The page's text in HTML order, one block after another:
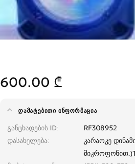
600.00 ₾
ᲓᲐᲛᲐᲢᲔᲑᲘᲗᲘ ᲘᲜᲤᲝᲠᲛᲐᲪᲘᲐ
განცხადების ID
RF308952
დასახელება
კარაოკე